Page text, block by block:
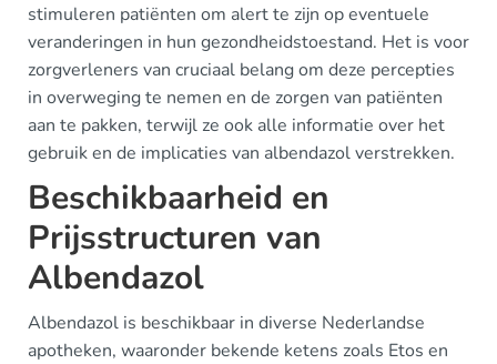
stimuleren patiënten om alert te zijn op eventuele
veranderingen in hun gezondheidstoestand. Het is voor
zorgverleners van cruciaal belang om deze percepties
in overweging te nemen en de zorgen van patiënten
aan te pakken, terwijl ze ook alle informatie over het
gebruik en de implicaties van albendazol verstrekken.
Beschikbaarheid en
Prijsstructuren van
Albendazol
Albendazol is beschikbaar in diverse Nederlandse
apotheken, waaronder bekende ketens zoals Etos en